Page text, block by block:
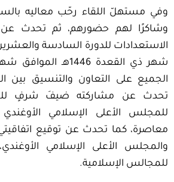
وفي مستهلّ اللقاء رحّب معاليه
وشاكرًا لهم حضورهم، ثم تحدث عن
الاستعدادات للدورة السادسة
الجميع على التعاون والتنسيق بين
تحدث عن مشاركته ضيفَ شرفٍ
للمجلس الأعلى الإسلامي
معاصرة، كما تحدث عن توقيع
والمجلس الأعلى الإسلامي
للمجالس الإسلامية.